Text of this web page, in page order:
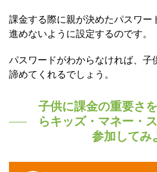
課金する際に親が決めたパスワー
進めないように設定するのです。
パスワードがわからなければ、子
諦めてくれるでしょう。
子供に課金の重要さ
らキッズ・マネー・
参加してみ